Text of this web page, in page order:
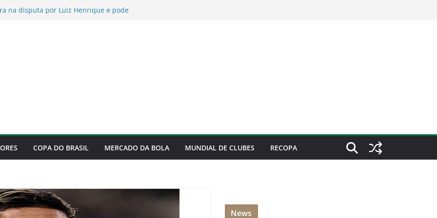
quartas da Copa do Brasil
COPA DO BRASIL MERCADO DA BOLA MUNDIAL DE CLUBES RECOPA
News